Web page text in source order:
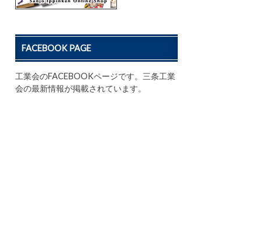
FACEBOOK PAGE
工業会のFACEBOOKページです。三条工業
会の最新情報が掲載されています。